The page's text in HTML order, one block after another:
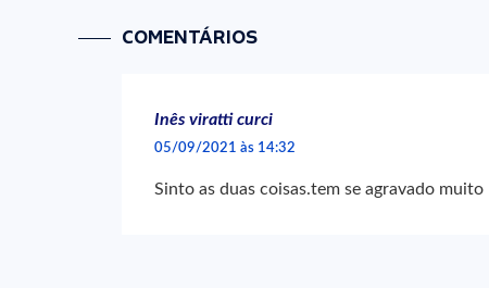
COMENTÁRIOS
Inês viratti curci
05/09/2021 às 14:32
Sinto as duas coisas.tem se agravado muito